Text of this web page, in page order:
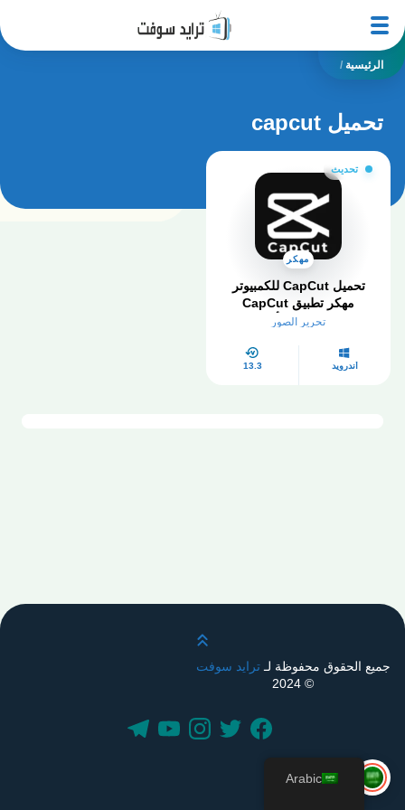
الرئيسية /
تحميل capcut
تحديث
مهكر
تحميل CapCut للكمبيوتر
مهكر تطبيق CapCut
مهكر احدث اصدا أخر إصدار
تحرير الصور
أندرويد 13.3
قم بالتمرير لأعلى
جميع الحقوق محفوظة لـترايد سوفت
© 2024
Arabic